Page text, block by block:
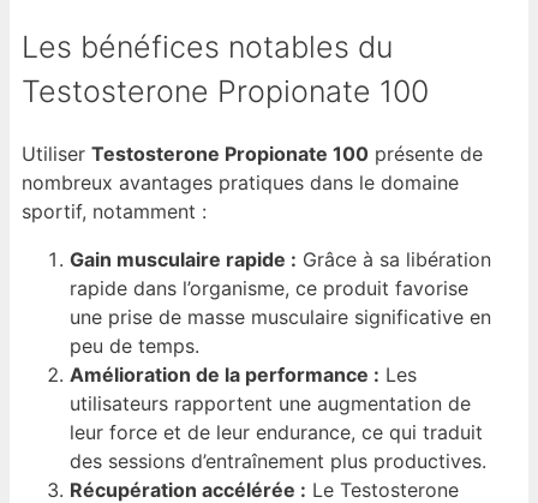
Les bénéfices notables du
Testosterone Propionate 100
Utiliser Testosterone Propionate 100 présente de
nombreux avantages pratiques dans le domaine
sportif, notamment :
Gain musculaire rapide : Grâce à sa libération
rapide dans l’organisme, ce produit favorise
une prise de masse musculaire significative en
peu de temps.
Amélioration de la performance : Les
utilisateurs rapportent une augmentation de
leur force et de leur endurance, ce qui traduit
des sessions d’entraînement plus productives.
Récupération accélérée : Le Testosterone